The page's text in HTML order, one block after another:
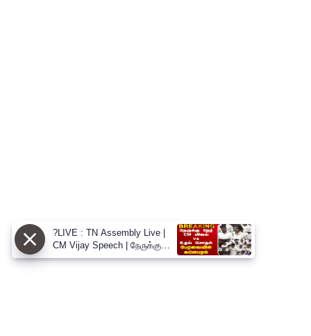
?LIVE : TN Assembly Live |
CM Vijay Speech | நேருக்கு
நேர் CM விஜய் vs உதய் மோதல்